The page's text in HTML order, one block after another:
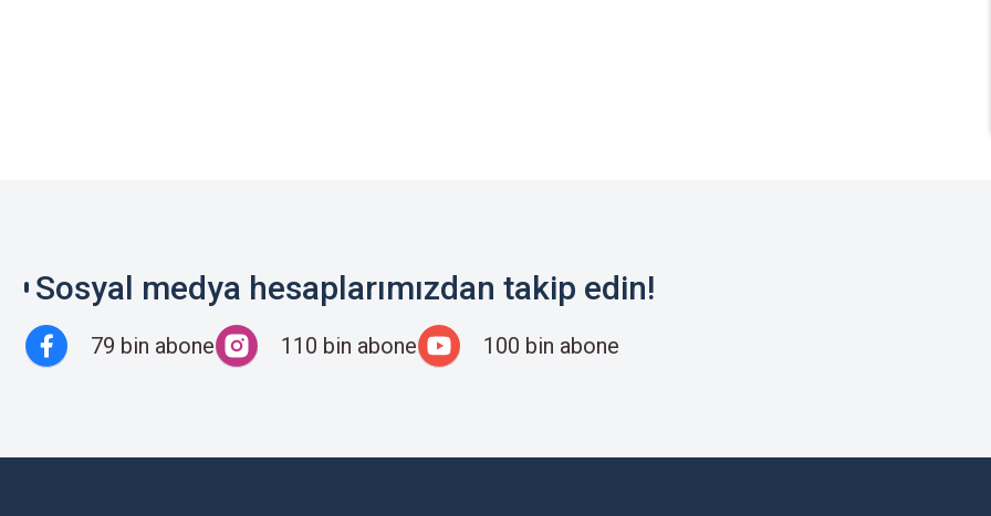
Sosyal medya hesaplarımızdan takip edin!
79 bin abone 110 bin abone 100 bin abone